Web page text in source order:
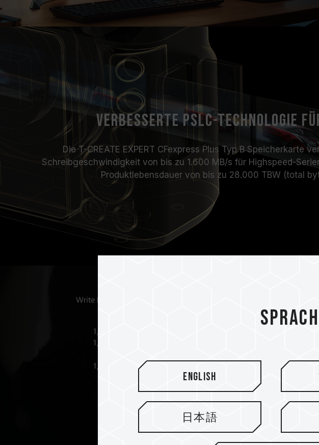
Verbesserte pSLC-Technologie
Die T-CREATE EXPERT CFexpress Plus Typ B
Schreibgeschwindigkeit von bis zu 1.600 MB/s für Highspeed-
Produktlebensdauer von bis zu 28.000 TBW (total
English
日本語